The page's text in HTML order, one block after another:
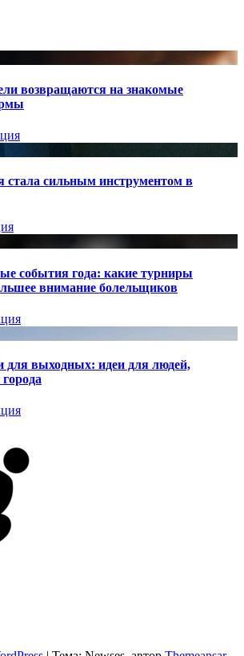
возвращаются на знакомые
стала сильным инструментом в
события года: какие турниры
внимание болельщиков
для выходных: идеи для людей,